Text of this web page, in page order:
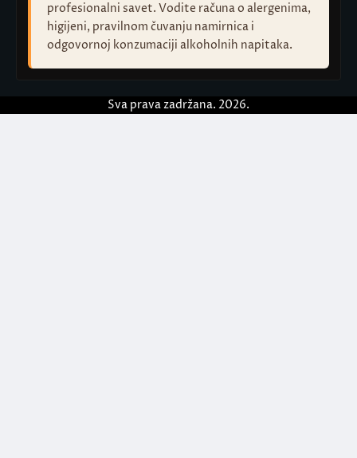
profesionalni savet. Vodite računa o alergenima,
higijeni, pravilnom čuvanju namirnica i
odgovornoj konzumaciji alkoholnih napitaka.